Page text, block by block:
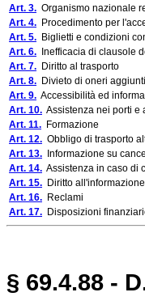
Art. 3. Organismo nazionale
Art. 4. Procedimento per
Art. 5. Biglietti e condizioni
Art. 6. Inefficacia di clausole
Art. 7. Diritto al trasporto
Art. 8. Divieto di oneri
Art. 9. Accessibilità ed
Art. 10. Assistenza nei porti e
Art. 11. Formazione
Art. 12. Obbligo di trasporto
Art. 13. Informazione su
Art. 14. Assistenza in caso di
Art. 15. Diritto
Art. 16. Reclami
Art. 17. Disposizioni
§ 69.4.88 -